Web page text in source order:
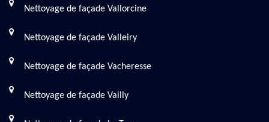
Nettoyage de façade Vallorcine
Nettoyage de façade Valleiry
Nettoyage de façade Vacheresse
Nettoyage de façade Vailly